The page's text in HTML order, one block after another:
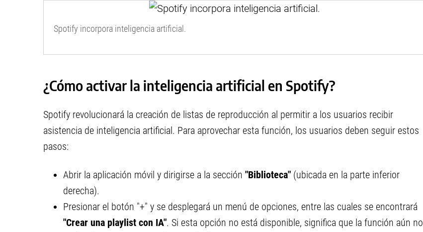
Spotify incorpora inteligencia artificial.
¿Cómo activar la inteligencia artificial en Spotify?
Spotify revolucionará la creación de listas de reproducción al permitir a los usuarios recibir
asistencia de inteligencia artificial. Para aprovechar esta función, los usuarios deben seguir estos
pasos:
Abrir la aplicación móvil y dirigirse a la sección "Biblioteca" (ubicada en la parte inferior
derecha).
Presionar el botón "+" y se desplegará un menú de opciones, entre las cuales se encontrará
"Crear una playlist con IA". Si esta opción no está disponible, significa que la función aún no